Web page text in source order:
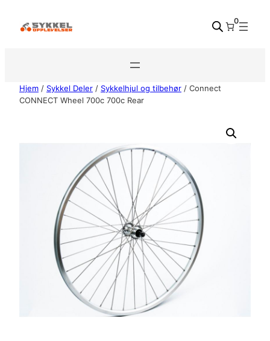
0
Hjem / Sykkel Deler / Sykkelhjul og tilbehør / Connect
CONNECT Wheel 700c 700c Rear